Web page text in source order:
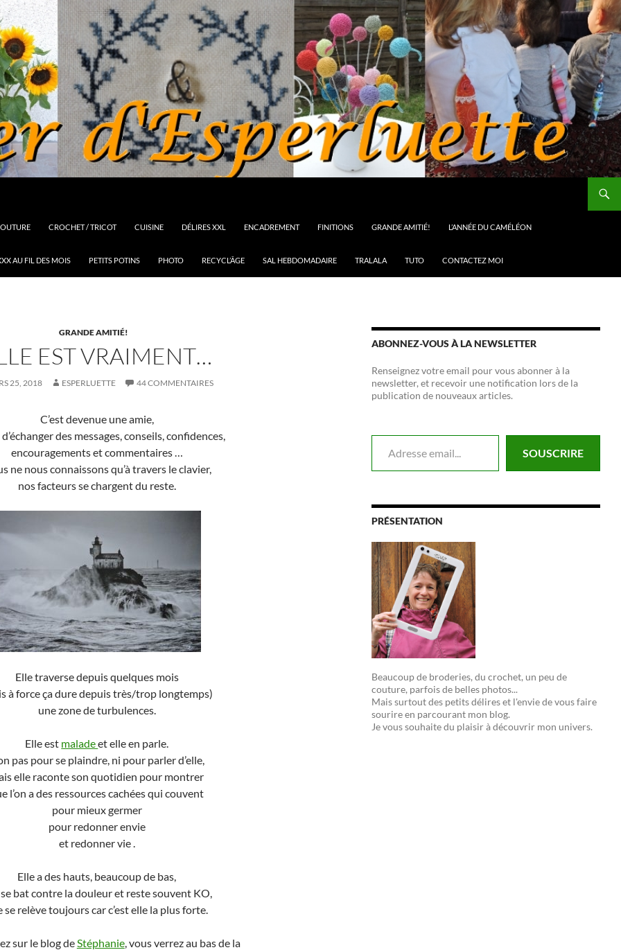
CROCHET / TRICOT CUISINE DÉLIRES XXL ENCADREMENT FINITIONS GRANDE AMITIÉ! L’ANNÉE DU CAMÉLÉON
AU FIL DES MOIS PETITS POTINS PHOTO RECYCL’ÂGE SAL HEBDOMADAIRE TRALALA TUTO CONTACTEZ MOI
GRANDE AMITIÉ!
EST VRAIMENT…
25, 2018 ESPERLUETTE 44 COMMENTAIRES
C’est devenue une amie,
des messages, conseils, confidences,
encouragements et commentaires …
ne nous connaissons qu’à travers le clavier,
nos facteurs se chargent du reste.
Elle traverse depuis quelques mois
à force ça dure depuis très/trop longtemps)
une zone de turbulences.
Elle est maladeet elle en parle.
pas pour se plaindre, ni pour parler d’elle,
elle raconte son quotidien pour montrer
l’on a des ressources cachées qui couvent
pour mieux germer
pour redonner envie
et redonner vie .
Elle a des hauts, beaucoup de bas,
bat contre la douleur et reste souvent KO,
se relève toujours car c’est elle la plus forte.
sur le blog deStéphanie, vous verrez au bas de la
ABONNEZ-VOUS À LA NEWSLETTER
Renseignez votre email pour vous abonner à la
newsletter, et recevoir une notification lors de la
publication de nouveaux articles.
Adresse email...
SOUSCRIRE
PRÉSENTATION
Beaucoup de broderies, du crochet, un peu de
couture, parfois de belles photos...
Mais surtout des petits délires et l'envie de vous faire
sourire en parcourant mon blog.
Je vous souhaite du plaisir à découvrir mon univers.